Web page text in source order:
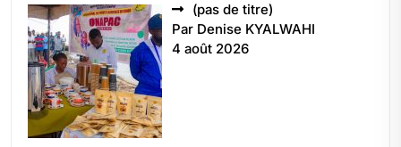
(pas de titre)
5496
Par Denise KYALWAHI
4 août 2026